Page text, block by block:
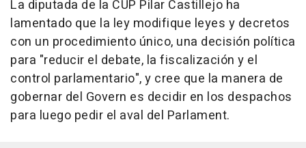
La diputada de la CUP Pilar Castillejo ha
lamentado que la ley modifique leyes y decretos
con un procedimiento único, una decisión política
para "reducir el debate, la fiscalización y el
control parlamentario", y cree que la manera de
gobernar del Govern es decidir en los despachos
para luego pedir el aval del Parlament.